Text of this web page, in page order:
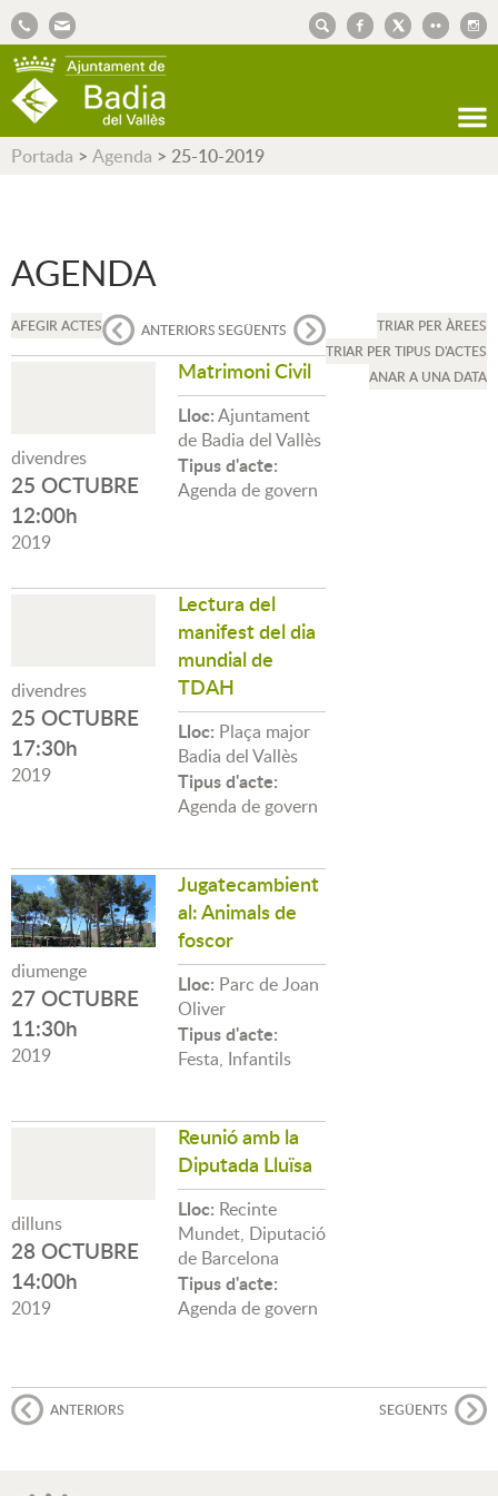
Portada > Agenda > 25-10-2019
AGENDA
AFEGIR ACTES
TRIAR PER ÀREES
TRIAR PER TIPUS D'ACTES
ANAR A UNA DATA
ANTERIORSSEGÜENTS
divendres
25 OCTUBRE
12:00h
2019
Matrimoni Civil
Lloc:Ajuntament
de Badia del Vallès
Tipus d'acte:
Agenda de govern
divendres
25 OCTUBRE
17:30h
2019
Lectura del
manifest del dia
mundial de
TDAH
Lloc: Plaça major
Badia del Vallès
Tipus d'acte:
Agenda de govern
diumenge
27 OCTUBRE
11:30h
2019
Jugatecambient
al: Animals de
foscor
Lloc: Parc de Joan
Oliver
Tipus d'acte:
Festa, Infantils
dilluns
28 OCTUBRE
14:00h
2019
Reunió amb la
Diputada Lluïsa
Lloc: Recinte
Mundet, Diputació
de Barcelona
Tipus d'acte:
Agenda de govern
ANTERIORS SEGÜENTS